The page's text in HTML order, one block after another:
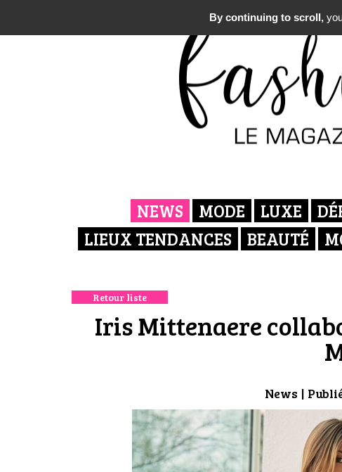
NEWS MODE LUXE
LIEUX TENDANCES
BEAUTÉ
Retour liste
Iris Mittenaere
News |
By continuing to scroll,